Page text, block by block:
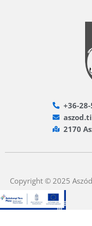
+36-
2170
Copyright © 2025 Aszód